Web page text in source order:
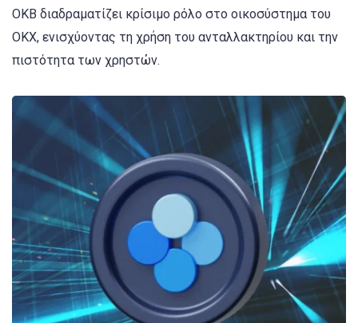
OKB διαδραματίζει κρίσιμο ρόλο στο οικοσύστημα του
OKX, ενισχύοντας τη χρήση του ανταλλακτηρίου και την
πιστότητα των χρηστών.